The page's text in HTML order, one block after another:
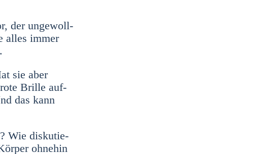
der unge­woll­
alles immer
sie aber
Bril­le auf­
das kann
Wie dis­ku­tie­
ohne­hin